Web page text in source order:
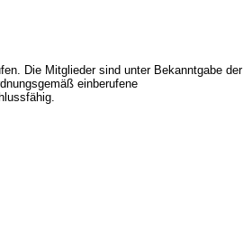
Die Mitglieder sind unter Bekanntgabe der
einberufene